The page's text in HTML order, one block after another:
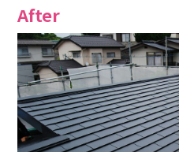
After